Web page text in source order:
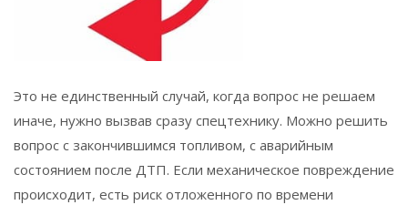
Это не единственный случай, когда вопрос не решаем
иначе, нужно вызвав сразу спецтехнику. Можно решить
вопрос с закончившимся топливом, с аварийным
состоянием после ДТП. Если механическое повреждение
происходит, есть риск отложенного по времени